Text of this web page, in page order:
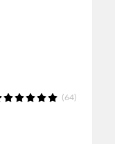
(64)